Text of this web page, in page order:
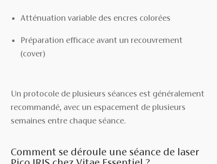
Atténuation variable des encres colorées
Préparation efficace avant un recouvrement
(cover)
Un protocole de plusieurs séances est généralement
recommandé, avec un espacement de plusieurs
semaines entre chaque séance.
Comment se déroule une séance de laser